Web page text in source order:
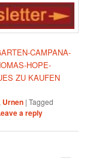
CAMPANA-
HOPE-
ZU KAUFEN
Urnen |Tagged
a reply